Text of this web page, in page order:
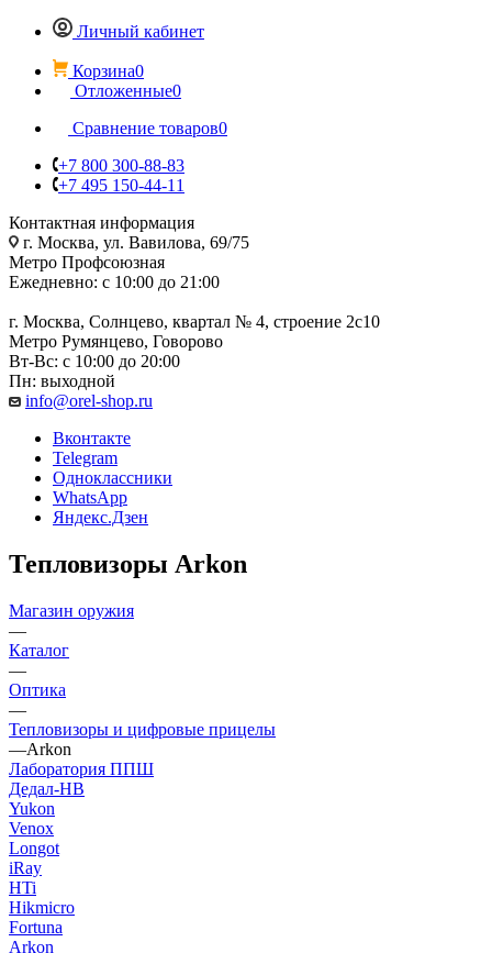
Личный кабинет
Корзина0
Отложенные0
Сравнение товаров0
+7 800 300-88-83
+7 495 150-44-11
Контактная информация
г. Москва, ул. Вавилова, 69/75
Метро Профсоюзная
Ежедневно: с 10:00 до 21:00
г. Москва, Солнцево, квартал № 4, строение 2с10
Метро Румянцево, Говорово
Вт-Вс: с 10:00 до 20:00
Пн: выходной
info@orel-shop.ru
Вконтакте
Telegram
Одноклассники
WhatsApp
Яндекс.Дзен
Тепловизоры Arkon
Магазин оружия
—
Каталог
—
Оптика
—
Тепловизоры и цифровые прицелы
—Arkon
Лаборатория ППШ
Дедал-НВ
Yukon
Venox
Longot
iRay
HTi
Hikmicro
Fortuna
Arkon